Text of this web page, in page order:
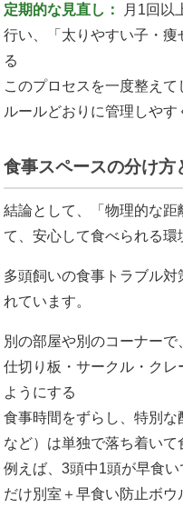
定期的な見直し：
月1回以
行い、「太りやすい子・
る
このプロセスを一度整え
ルールどおりに管理しやす
食事スペースの分け方
結論として、「物理的な
て、安心して食べられる環
多頭飼いの食事トラブル
れています。
別の部屋や別のコーナー
仕切り板・サークル・ク
ようにする
食事時間をずらし、特別
など）は単独で落ち着いて
例えば、3頭中1頭が早食
だけ別室＋早食い防止ボ